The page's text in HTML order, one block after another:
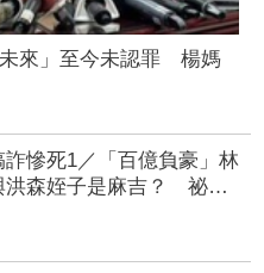
來」至今未認罪 楊媽
詐慘死1／「百億負豪」林
洪森姪子是麻吉？ 祕組
殺這群人」爆頭喪命